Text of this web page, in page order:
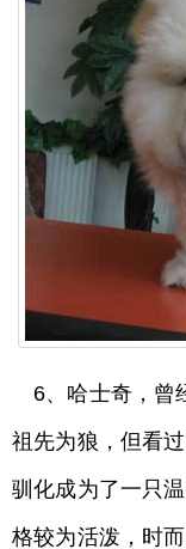
6、哈士奇，曾
祖先为狼，但看
驯化成为了一只
格较为活泼，时